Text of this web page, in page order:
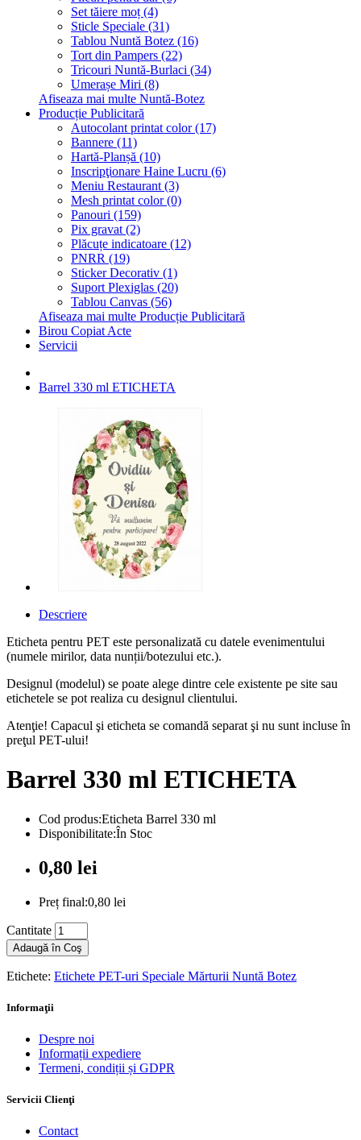
Set tăiere moț (4)
Sticle Speciale (31)
Tablou Nuntă Botez (16)
Tort din Pampers (22)
Tricouri Nuntă-Burlaci (34)
Umerașe Miri (8)
Afiseaza mai multe Nuntă-Botez
Producție Publicitară
Autocolant printat color (17)
Bannere (11)
Hartă-Planșă (10)
Inscripţionare Haine Lucru (6)
Meniu Restaurant (3)
Mesh printat color (0)
Panouri (159)
Pix gravat (2)
Plăcuțe indicatoare (12)
PNRR (19)
Sticker Decorativ (1)
Suport Plexiglas (20)
Tablou Canvas (56)
Afiseaza mai multe Producție Publicitară
Birou Copiat Acte
Servicii
Barrel 330 ml ETICHETA
Descriere
Eticheta pentru PET este personalizată cu datele evenimentului
(numele mirilor, data nunții/botezului etc.).
Designul (modelul) se poate alege dintre cele existente pe site sau
etichetele se pot realiza cu designul clientului.
Atenţie! Capacul şi eticheta se comandă separat şi nu sunt incluse în
preţul PET-ului!
Barrel 330 ml ETICHETA
Cod produs:Eticheta Barrel 330 ml
Disponibilitate:În Stoc
0,80 lei
Preț final:0,80 lei
Cantitate
Adaugă în Coş
Etichete: Etichete PET-uri Speciale Mărturii Nuntă Botez
Informaţii
Despre noi
Informații expediere
Termeni, condiții și GDPR
Servicii Clienţi
Contact